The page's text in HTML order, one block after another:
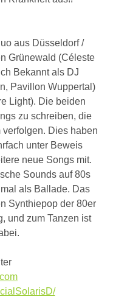
aus Düsseldorf /
Grünewald (Céleste
Bekannt als DJ
Pavillon Wuppertal)
Light). Die beiden
zu schreiben, die
verfolgen. Dies haben
unter Beweis
neue Songs mit.
Sounds auf 80s
als Ballade. Das
Synthiepop der 80er
und zum Tanzen ist